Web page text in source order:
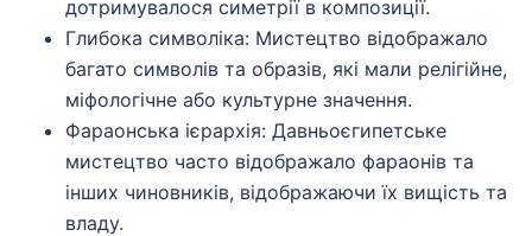
дотримувалося симетрії в композиції.
Глибока символіка: Мистецтво відображало
багато символів та образів, які мали релігійне,
міфологічне або культурне значення.
Фараонська ієрархія: Давньоєгипетське
мистецтво часто відображало фараонів та
інших чиновників, відображаючи їх вищість та
владу.